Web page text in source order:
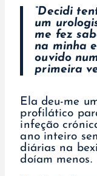
“Decidi
um
me fez
na minha
ouvido
primeira
Ela deu-me
profilático
infeção
ano inteiro
diárias na
doíam menos.